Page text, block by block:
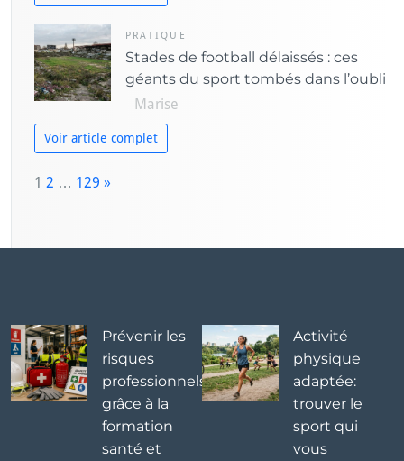
PRATIQUE
Stades de football délaissés : ces
géants du sport tombés dans l’oubli
Marise
Voir article complet
P
e:
1 2 … 129
x
»
Prévenir les
risques
professionnels
grâce à la
formation
santé et
Activité
physique
adaptée:
trouver le
sport qui
vous